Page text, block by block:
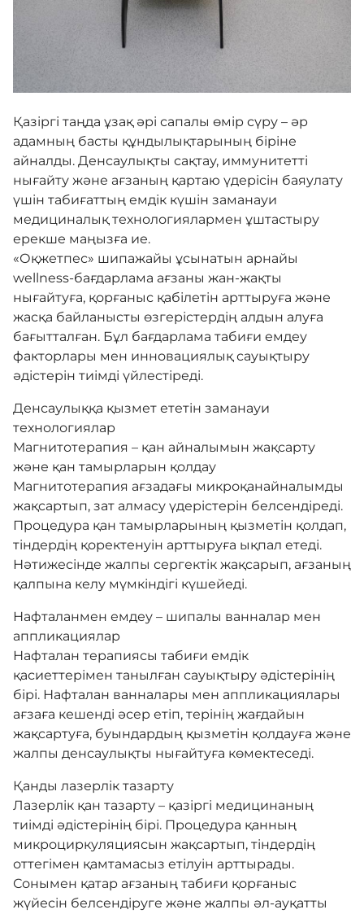
Біркелкі сөздік
арналған нұсқа
Қазіргі таңда ұзақ әрі сапалы өмір сүру – әр
адамның басты құндылықтарының біріне
айналды. Денсаулықты сақтау, иммунитетті
нығайту және ағзаның қартаю үдерісін баяулату
үшін табиғаттың емдік күшін заманауи
медициналық технологиялармен ұштастыру
ерекше маңызға ие.
«Оқжетпес» шипажайы ұсынатын арнайы
wellness-бағдарлама ағзаны жан-жақты
нығайтуға, қорғаныс қабілетін арттыруға және
жасқа байланысты өзгерістердің алдын алуға
бағытталған. Бұл бағдарлама табиғи емдеу
факторлары мен инновациялық сауықтыру
әдістерін тиімді үйлестіреді.
Денсаулыққа қызмет ететін заманауи
технологиялар
Магнитотерапия – қан айналымын жақсарту
және қан тамырларын қолдау
Магнитотерапия ағзадағы микроқанайналымды
жақсартып, зат алмасу үдерістерін белсендіреді.
Процедура қан тамырларының қызметін қолдап,
тіндердің қоректенуін арттыруға ықпал етеді.
Нәтижесінде жалпы сергектік жақсарып, ағзаның
қалпына келу мүмкіндігі күшейеді.
Нафталанмен емдеу – шипалы ванналар мен
аппликациялар
Нафталан терапиясы табиғи емдік
қасиеттерімен танылған сауықтыру әдістерінің
бірі. Нафталан ванналары мен аппликациялары
ағзаға кешенді әсер етіп, терінің жағдайын
жақсартуға, буындардың қызметін қолдауға және
жалпы денсаулықты нығайтуға көмектеседі.
Қанды лазерлік тазарту
Лазерлік қан тазарту – қазіргі медицинаның
тиімді әдістерінің бірі. Процедура қанның
микроциркуляциясын жақсартып, тіндердің
оттегімен қамтамасыз етілуін арттырады.
Сонымен қатар ағзаның табиғи қорғаныс
жүйесін белсендіруге және жалпы әл-ауқатты